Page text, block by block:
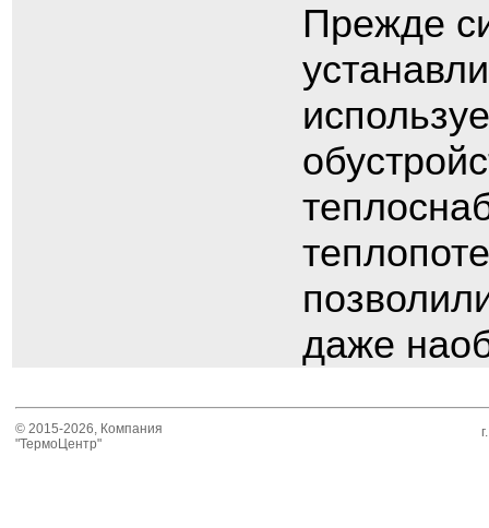
Прежде
даже
© 2015-2026, Компания
"ТермоЦентр"